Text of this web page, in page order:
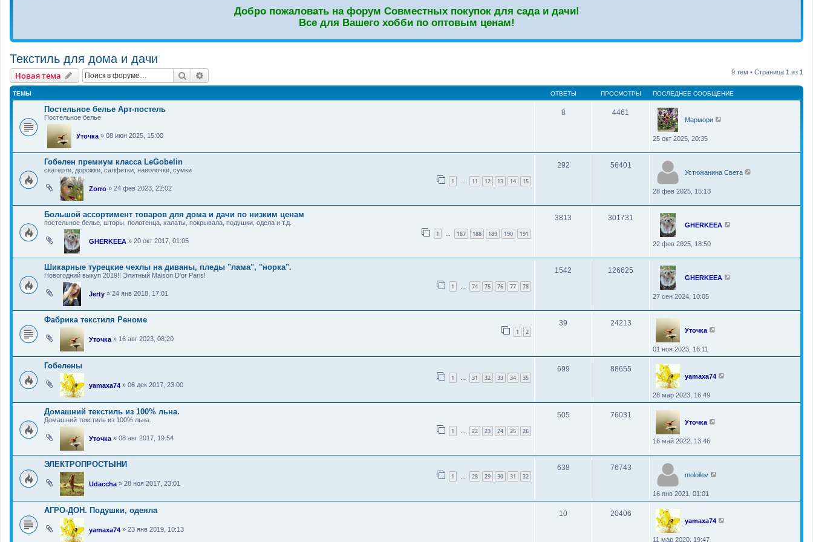
Добро пожаловать на форум Совместных покупок для сада и дачи!
Все для Вашего хобби по оптовым ценам!
Текстиль для дома и дачи
Новая тема
Новаятема Поиск 9 тем • Страница 1 из 1
ТЕМЫ ОТВЕТЫ ПРОСМОТРЫ ПОСЛЕДНЕЕ СООБЩЕНИЕ
Постельное белье Арт-постель
Постельное белье
Уточка » 08 июн 2025, 15:00
8 4461
Мармори
25 окт 2025, 20:35
Гобелен премиум класса LeGobelin
скатерти, дорожки, салфетки, наволочки, сумки
Zorro » 24 фев 2023, 22:02
1 … 11 12 13 14 15
292 56401
Устюжанина Света
28 фев 2025, 15:13
Большой ассортимент товаров для дома и дачи по низким ценам
постельное белье, шторы, полотенца, халаты, покрывала, подушки, одела и т.д.
GHERKEEA » 20 окт 2017, 01:05
1 … 187 188 189 190 191
3813 301731
GHERKEEA
22 фев 2025, 18:50
Шикарные турецкие чехлы на диваны, пледы "лама", "норка".
Новогодний выкуп 2019!! Элитный Maison D'or Paris!
Jerty » 24 янв 2018, 17:01
1 … 74 75 76 77 78
1542 126625
GHERKEEA
27 сен 2024, 10:05
Фабрика текстиля Реноме
Уточка » 16 авг 2023, 08:20
1 2
39 24213
Уточка
01 ноя 2023, 16:11
Гобелены
yamaxa74 » 06 дек 2017, 23:00
1 … 31 32 33 34 35
699 88655
yamaxa74
28 мар 2023, 16:49
Домашний текстиль из 100% льна.
Домашний текстиль из 100% льна.
Уточка » 08 авг 2017, 19:54
1 … 22 23 24 25 26
505 76031
Уточка
16 май 2022, 13:46
ЭЛЕКТРОПРОСТЫНИ
Udaccha » 28 ноя 2017, 23:01
1 … 28 29 30 31 32
638 76743
moloilev
16 янв 2021, 01:01
АГРО-ДОН. Подушки, одеяла
yamaxa74 » 23 янв 2019, 10:13
10 20406
yamaxa74
11 мар 2020, 19:47